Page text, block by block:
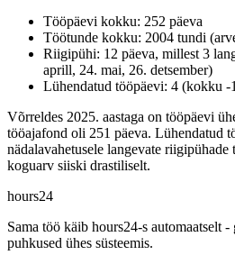
Tööpäevi kokku: 252 päeva
Töötunde kokku: 2004 tundi
Riigipühi: 12 päeva, millest 3
aprill, 24. mai, 26. detsember)
Lühendatud tööpäevi: 4 (kokku -
Võrreldes 2025. aastaga on tööpäevi
tööajafond oli 251 päeva. Lühendatud
nädalavahetusele langevate
koguarv siiski drastiliselt.
hours24
Sama töö käib hours24-s automaatselt
puhkused ühes süsteemis.